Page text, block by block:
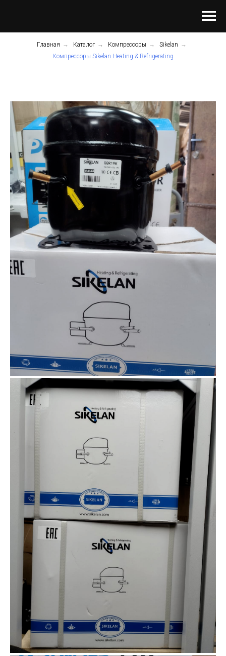
Главная → Каталог → Компрессоры → Sikelan →
Компрессоры Sikelan Heating & Refrigerating